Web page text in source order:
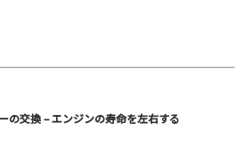
の交換 – エンジンの寿命を左右する